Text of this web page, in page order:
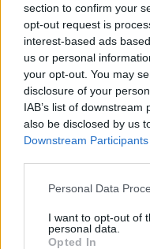
section to confirm your
opt-out request is
interest-based ads
us or personal
your opt-out. You may
disclosure of your
IAB’s list of
also be disclosed by us
Downstream Participants
Please note that this
not limited to your visit
grant or deny consent
Personal Data
I want to opt-out of
personal data.
Opted In
Verder lezen
NEWS